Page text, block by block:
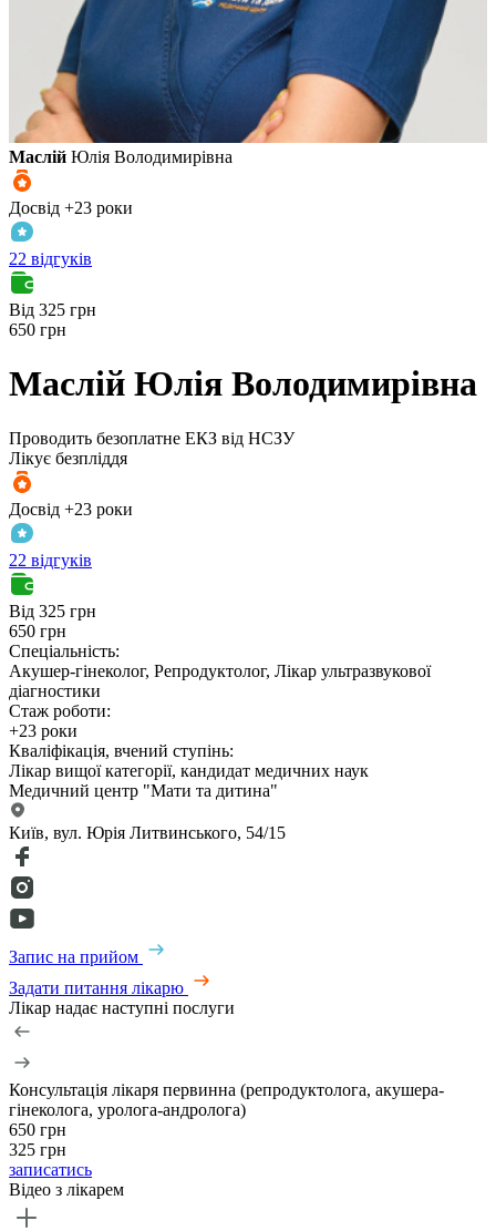
Маслій Юлія Володимирівна
Досвід +23 роки
22 відгуків
Від 325 грн
650 грн
Маслій Юлія Володимирівна
Проводить безоплатне ЕКЗ від НСЗУ
Лікує безпліддя
Досвід +23 роки
22 відгуків
Від 325 грн
650 грн
Спеціальність:
Акушер-гінеколог, Репродуктолог, Лікар ультразвукової
діагностики
Стаж роботи:
+23 роки
Кваліфікація, вчений ступінь:
Лікар вищої категорії, кандидат медичних наук
Медичний центр "Мати та дитина"
Київ, вул. Юрія Литвинського, 54/15
Запис на прийом
Задати питання лікарю
Лікар надає наступні послуги
Консультація лікаря первинна (репродуктолога, акушера-
гінеколога, уролога-андролога)
650 грн
325 грн
записатись
Відео з лікарем